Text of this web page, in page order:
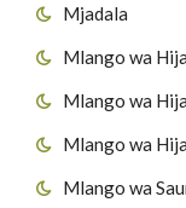
Mjadala
Mlango wa Hija
Mlango wa Hija
Mlango wa Hija
Mlango wa